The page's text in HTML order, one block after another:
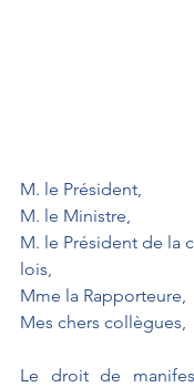
M. le Président,
M. le Ministre,
M. le Président de la
lois,
Mme la Rapporteure,
Mes chers collègues,
Le droit de